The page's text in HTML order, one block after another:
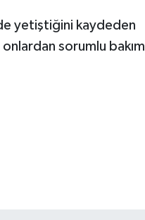
yetiştiğini kaydeden
onlardan sorumlu bakım